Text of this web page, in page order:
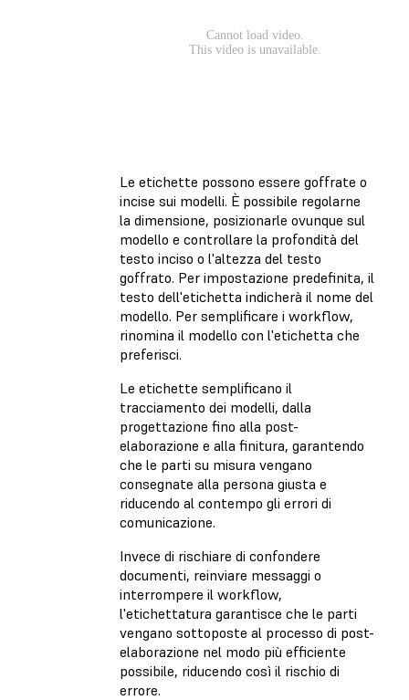
Le etichette possono essere goffrate o
incise sui modelli. È possibile regolarne
la dimensione, posizionarle ovunque sul
modello e controllare la profondità del
testo inciso o l'altezza del testo
goffrato. Per impostazione predefinita, il
testo dell'etichetta indicherà il nome del
modello. Per semplificare i workflow,
rinomina il modello con l'etichetta che
preferisci.
Le etichette semplificano il
tracciamento dei modelli, dalla
progettazione fino alla post-
elaborazione e alla finitura, garantendo
che le parti su misura vengano
consegnate alla persona giusta e
riducendo al contempo gli errori di
comunicazione.
Invece di rischiare di confondere
documenti, reinviare messaggi o
interrompere il workflow,
l'etichettatura garantisce che le parti
vengano sottoposte al processo di post-
elaborazione nel modo più efficiente
possibile, riducendo così il rischio di
errore.